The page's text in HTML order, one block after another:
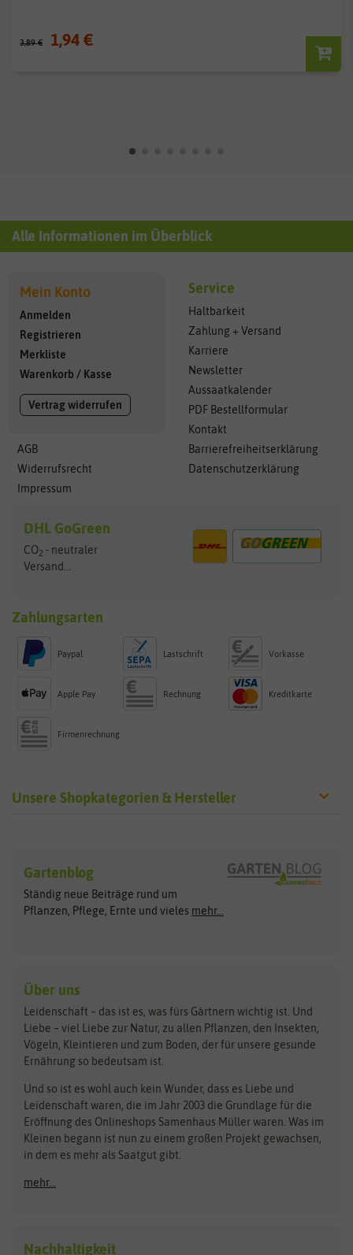
3,89 € 1,94 €
Alle Informationen im Überblick
Mein Konto
Anmelden
Registrieren
Merkliste
Warenkorb / Kasse
Vertrag widerrufen
AGB
Widerrufsrecht
Impressum
Service
Haltbarkeit
Zahlung + Versand
Karriere
Newsletter
Aussaatkalender
PDF Bestellformular
Kontakt
Barrierefreiheitserklärung
Datenschutzerklärung
DHL GoGreen
CO2 - neutraler
Versand...
Zahlungsarten
Paypal Lastschrift Vorkasse
Apple Pay Rechnung Kreditkarte
Firmenrechnung
Unsere Shopkategorien & Hersteller
Exotische Samen
Gemüsesamen
Gründünger
Kräutersamen
Obstsamen
Pilzbrut
Rasensamen
Steckzwiebeln
Zimmer & Kübelpflanzen
Kataloge
Schnäppchen
Anzucht & Gartenzubehör
Anzuchtschalen
Arche Noah
ASB Greenworld
Benary
Bingenheimer Saatgut
Bionana
BIOWOL
Blumicorn
Bûten Birds
Carl Pabst
Clever Pots
COMPO
Dürr-Samen
Feldsaaten Freudenberger
Fertil
Flora Elite
Gartenblog
Ständig neue Beiträge rund um
Pflanzen, Pflege, Ernte und vieles mehr...
Über uns
Leidenschaft – das ist es, was fürs Gärtnern wichtig ist. Und
Liebe – viel Liebe zur Natur, zu allen Pflanzen, den Insekten,
Vögeln, Kleintieren und zum Boden, der für unsere gesunde
Ernährung so bedeutsam ist.
Und so ist es wohl auch kein Wunder, dass es Liebe und
Leidenschaft waren, die im Jahr 2003 die Grundlage für die
Eröffnung des Onlineshops Samenhaus Müller waren. Was im
Kleinen begann ist nun zu einem großen Projekt gewachsen,
in dem es mehr als Saatgut gibt.
mehr...
Nachhaltigkeit